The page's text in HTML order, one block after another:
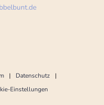
Datenschutz
Einstellungen